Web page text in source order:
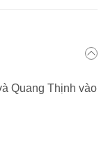
Quang Thịnh vào